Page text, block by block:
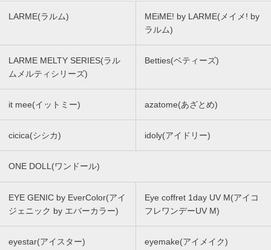
LARME(ラルム)
MEiME! by LARME(メイメ! by
ラルム)
LARME MELTY SERIES(ラル
ムメルティシリーズ)
Betties(ベティーズ)
it mee(イットミー) azatome(あざとめ)
cicica(シシカ) idoly(アイドリー)
ONE DOLL(ワンドール)
EYE GENIC by EverColor(アイ
ジェニック by エバーカラー)
Eye coffret 1day UV M(アイコ
フレワンデーUV M)
eyestar(アイスター) eyemake(アイメイク)